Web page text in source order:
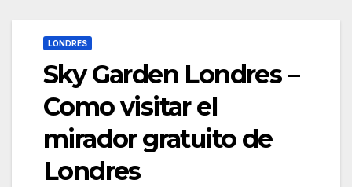
LONDRES
Sky Garden Londres –
Como visitar el
mirador gratuito de
Londres